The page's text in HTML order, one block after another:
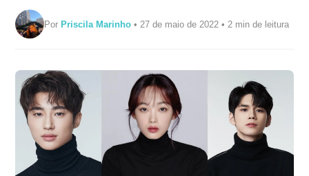
PorPriscila Marinho • 27 de maio de 2022 • 2 min de leitura